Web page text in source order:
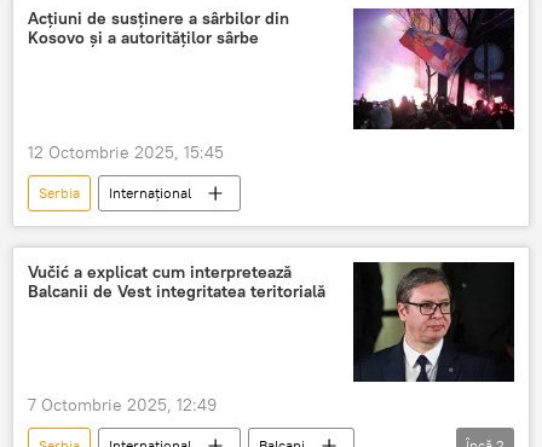
Acțiuni de susținere a sârbilor din
Kosovo și a autorităților sârbe
12 Octombrie 2025, 15:45
Serbia Internațional
Vučić a explicat cum interpretează
Balcanii de Vest integritatea teritorială
7 Octombrie 2025, 12:49